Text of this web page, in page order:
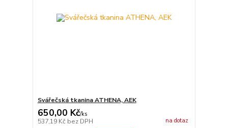
Svářečská tkanina ATHENA, AEK
650,00 Kč/ks
537,19 Kč bez DPH na dotaz